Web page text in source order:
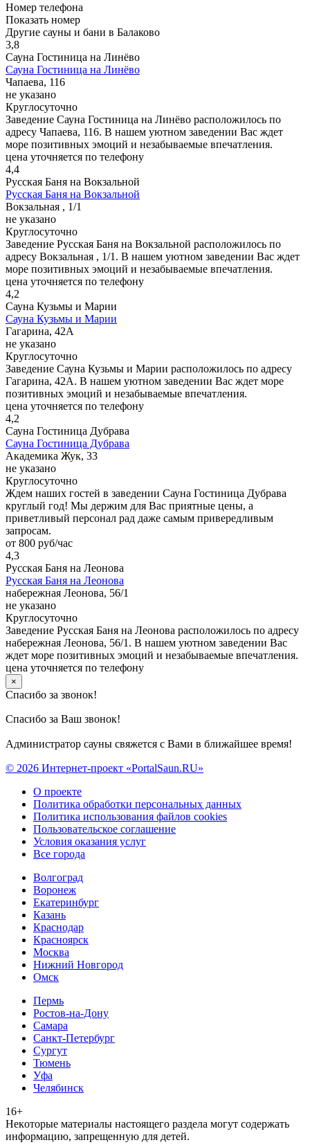
Номер телефона
Показать номер
Другие сауны и бани в Балаково
3,8
Сауна Гостиница на Линёво
Сауна Гостиница на Линёво
Чапаева, 116
не указано
Круглосуточно
Заведение Сауна Гостиница на Линёво расположилось по
адресу Чапаева, 116. В нашем уютном заведении Вас ждет
море позитивных эмоций и незабываемые впечатления.
цена уточняется по телефону
4,4
Русская Баня на Вокзальной
Русская Баня на Вокзальной
Вокзальная , 1/1
не указано
Круглосуточно
Заведение Русская Баня на Вокзальной расположилось по
адресу Вокзальная , 1/1. В нашем уютном заведении Вас ждет
море позитивных эмоций и незабываемые впечатления.
цена уточняется по телефону
4,2
Сауна Кузьмы и Марии
Сауна Кузьмы и Марии
Гагарина, 42А
не указано
Круглосуточно
Заведение Сауна Кузьмы и Марии расположилось по адресу
Гагарина, 42А. В нашем уютном заведении Вас ждет море
позитивных эмоций и незабываемые впечатления.
цена уточняется по телефону
4,2
Сауна Гостиница Дубрава
Сауна Гостиница Дубрава
Академика Жук, 33
не указано
Круглосуточно
Ждем наших гостей в заведении Сауна Гостиница Дубрава
круглый год! Мы держим для Вас приятные цены, а
приветливый персонал рад даже самым привередливым
запросам.
от 800 руб/час
4,3
Русская Баня на Леонова
Русская Баня на Леонова
набережная Леонова, 56/1
не указано
Круглосуточно
Заведение Русская Баня на Леонова расположилось по адресу
набережная Леонова, 56/1. В нашем уютном заведении Вас
ждет море позитивных эмоций и незабываемые впечатления.
цена уточняется по телефону
×
Спасибо за звонок!
Спасибо за Ваш звонок!
Администратор сауны свяжется с Вами в ближайшее время!
© 2026 Интернет-проект «PortalSaun.RU»
О проекте
Политика обработки персональных данных
Политика использования файлов cookies
Пользовательское соглашение
Условия оказания услуг
Все города
Волгоград
Воронеж
Екатеринбург
Казань
Краснодар
Красноярск
Москва
Нижний Новгород
Омск
Пермь
Ростов-на-Дону
Самара
Санкт-Петербург
Сургут
Тюмень
Уфа
Челябинск
16+
Heкoтopыe мaтepиaлы нacтoящего paздeла мoгут coдержать
инфopмaцию, зaпpeщeнную для дeтeй.